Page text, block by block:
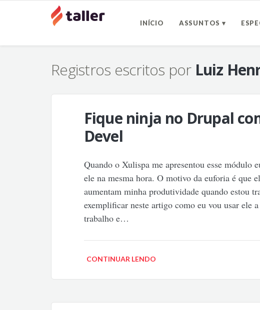
INÍCIO ASSUNTOS ▾
Registros escritos por Luiz
Fique ninja no Drupal
Devel
Quando o Xulispa me apresentou esse
ele na mesma hora. O motivo da euforia é que
aumentam minha produtividade quando estou
exemplificar neste artigo como eu vou usar ele
trabalho e…
CONTINUAR LENDO